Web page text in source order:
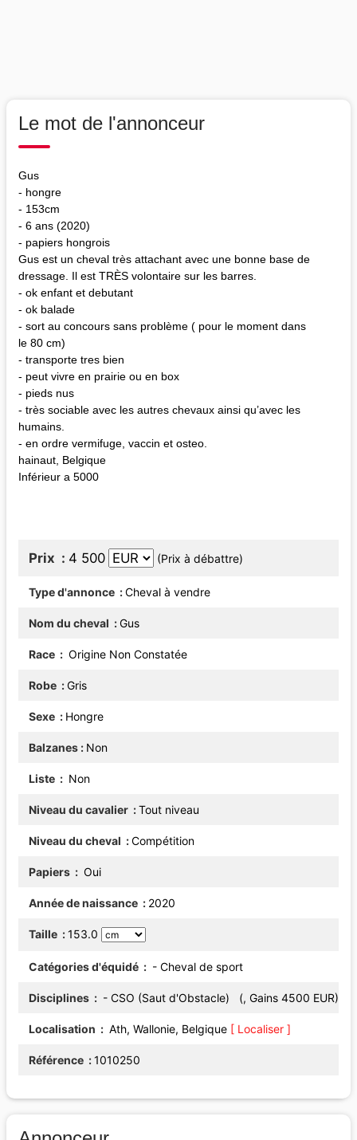
Le mot de l'annonceur
Gus
- hongre
- 153cm
- 6 ans (2020)
- papiers hongrois
Gus est un cheval très attachant avec une bonne base de
dressage. Il est TRÈS volontaire sur les barres.
- ok enfant et debutant
- ok balade
- sort au concours sans problème ( pour le moment dans
le 80 cm)
- transporte tres bien
- peut vivre en prairie ou en box
- pieds nus
- très sociable avec les autres chevaux ainsi qu’avec les
humains.
- en ordre vermifuge, vaccin et osteo.
hainaut, Belgique
Inférieur a 5000
Prix 4 500 (Prix à débattre)
Type d'annonce Cheval à vendre
Nom du cheval Gus
Race Origine Non Constatée
Robe Gris
Sexe Hongre
Balzanes Non
Liste Non
Niveau du cavalier Tout niveau
Niveau du cheval Compétition
Papiers Oui
Année de naissance 2020
Taille 153.0
Catégories d'équidé - Cheval de sport
Disciplines - CSO (Saut d'Obstacle) (, Gains 4500 EUR)
Localisation Ath, Wallonie, Belgique [ Localiser ]
Référence 1010250